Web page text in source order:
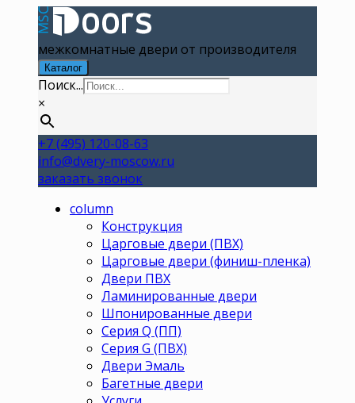
межкомнатные двери от производителя
Каталог
Поиск...
×
+7 (495) 120-08-63
info@dvery-moscow.ru
заказать звонок
column
Конструкция
Царговые двери (ПВХ)
Царговые двери (финиш-пленка)
Двери ПВХ
Ламинированные двери
Шпонированные двери
Серия Q (ПП)
Серия G (ПВХ)
Двери Эмаль
Багетные двери